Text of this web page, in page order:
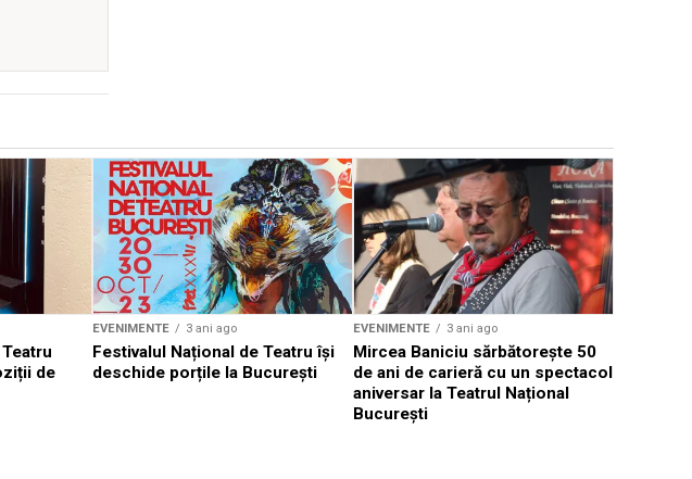
de
EVENIMENTE 3 ani ago
Festivalul Național de Teatru își
deschide porțile la București
EVENIMENTE 3 ani ago
Mircea Baniciu sărbătorește 50
de ani de carieră cu un spectacol
aniversar la Teatrul Național
București